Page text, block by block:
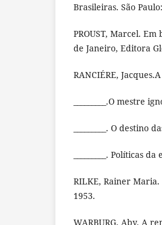
Brasileiras. São
PROUST, Marcel.
de Janeiro, Editora
RANCIÉRE,
_________.O mestre
_________. O
_________. Políticas
RILKE, Rainer
1953.
WARBURG, Aby. A